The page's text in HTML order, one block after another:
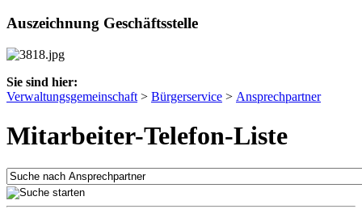
Auszeichnung Geschäftsstelle
Sie sind hier:
Verwaltungsgemeinschaft > Bürgerservice > Ansprechpartner
Mitarbeiter-Telefon-Liste